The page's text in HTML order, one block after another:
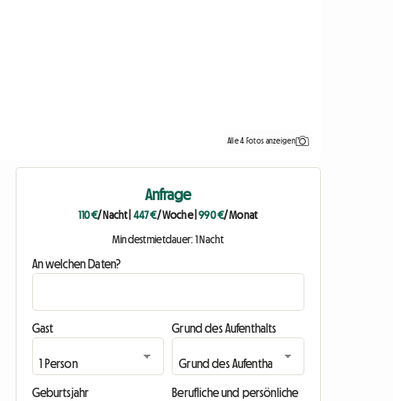
Alle 4 Fotos anzeigen
Anfrage
110 €/ Nacht| 447 €/ Woche|990 €/ Monat
Mindestmietdauer: 1 Nacht
An welchen Daten?
Gast Grund des Aufenthalts
Geburtsjahr
Berufliche und persönliche